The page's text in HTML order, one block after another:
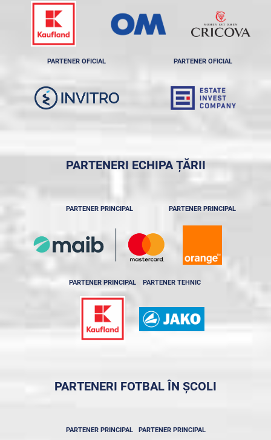
PARTENER OFICIAL PARTENER OFICIAL
PARTENERI ECHIPA ȚĂRII
PARTENER PRINCIPAL PARTENER PRINCIPAL
PARTENER PRINCIPAL PARTENER TEHNIC
PARTENERI FOTBAL ÎN ȘCOLI
PARTENER PRINCIPAL PARTENER PRINCIPAL